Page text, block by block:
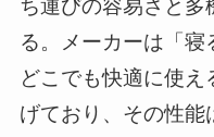
ち運びの容易さと多
る。メーカーは「寝
どこでも快適に使
げており、その性能